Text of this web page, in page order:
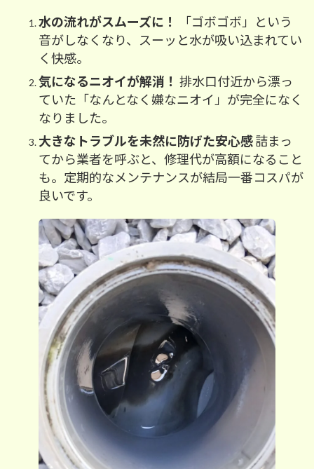
水の流れがスムーズに！
「ゴボゴボ」という
音がしなくなり、スーッと水が吸い込まれてい
く快感。
気になるニオイが解消！ 排水口付近から漂っ
ていた「なんとなく嫌なニオイ」が完全になく
なりました。
大きなトラブルを未然に防げた安心感詰まっ
てから業者を呼ぶと、修理代が高額になること
も。定期的なメンテナンスが結局一番コスパが
良いです。